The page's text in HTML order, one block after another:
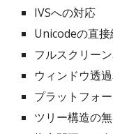
IVSへの対応
Unicodeの直接
フルスクリー
ウィンドウ透
プラットフォ
ツリー構造の